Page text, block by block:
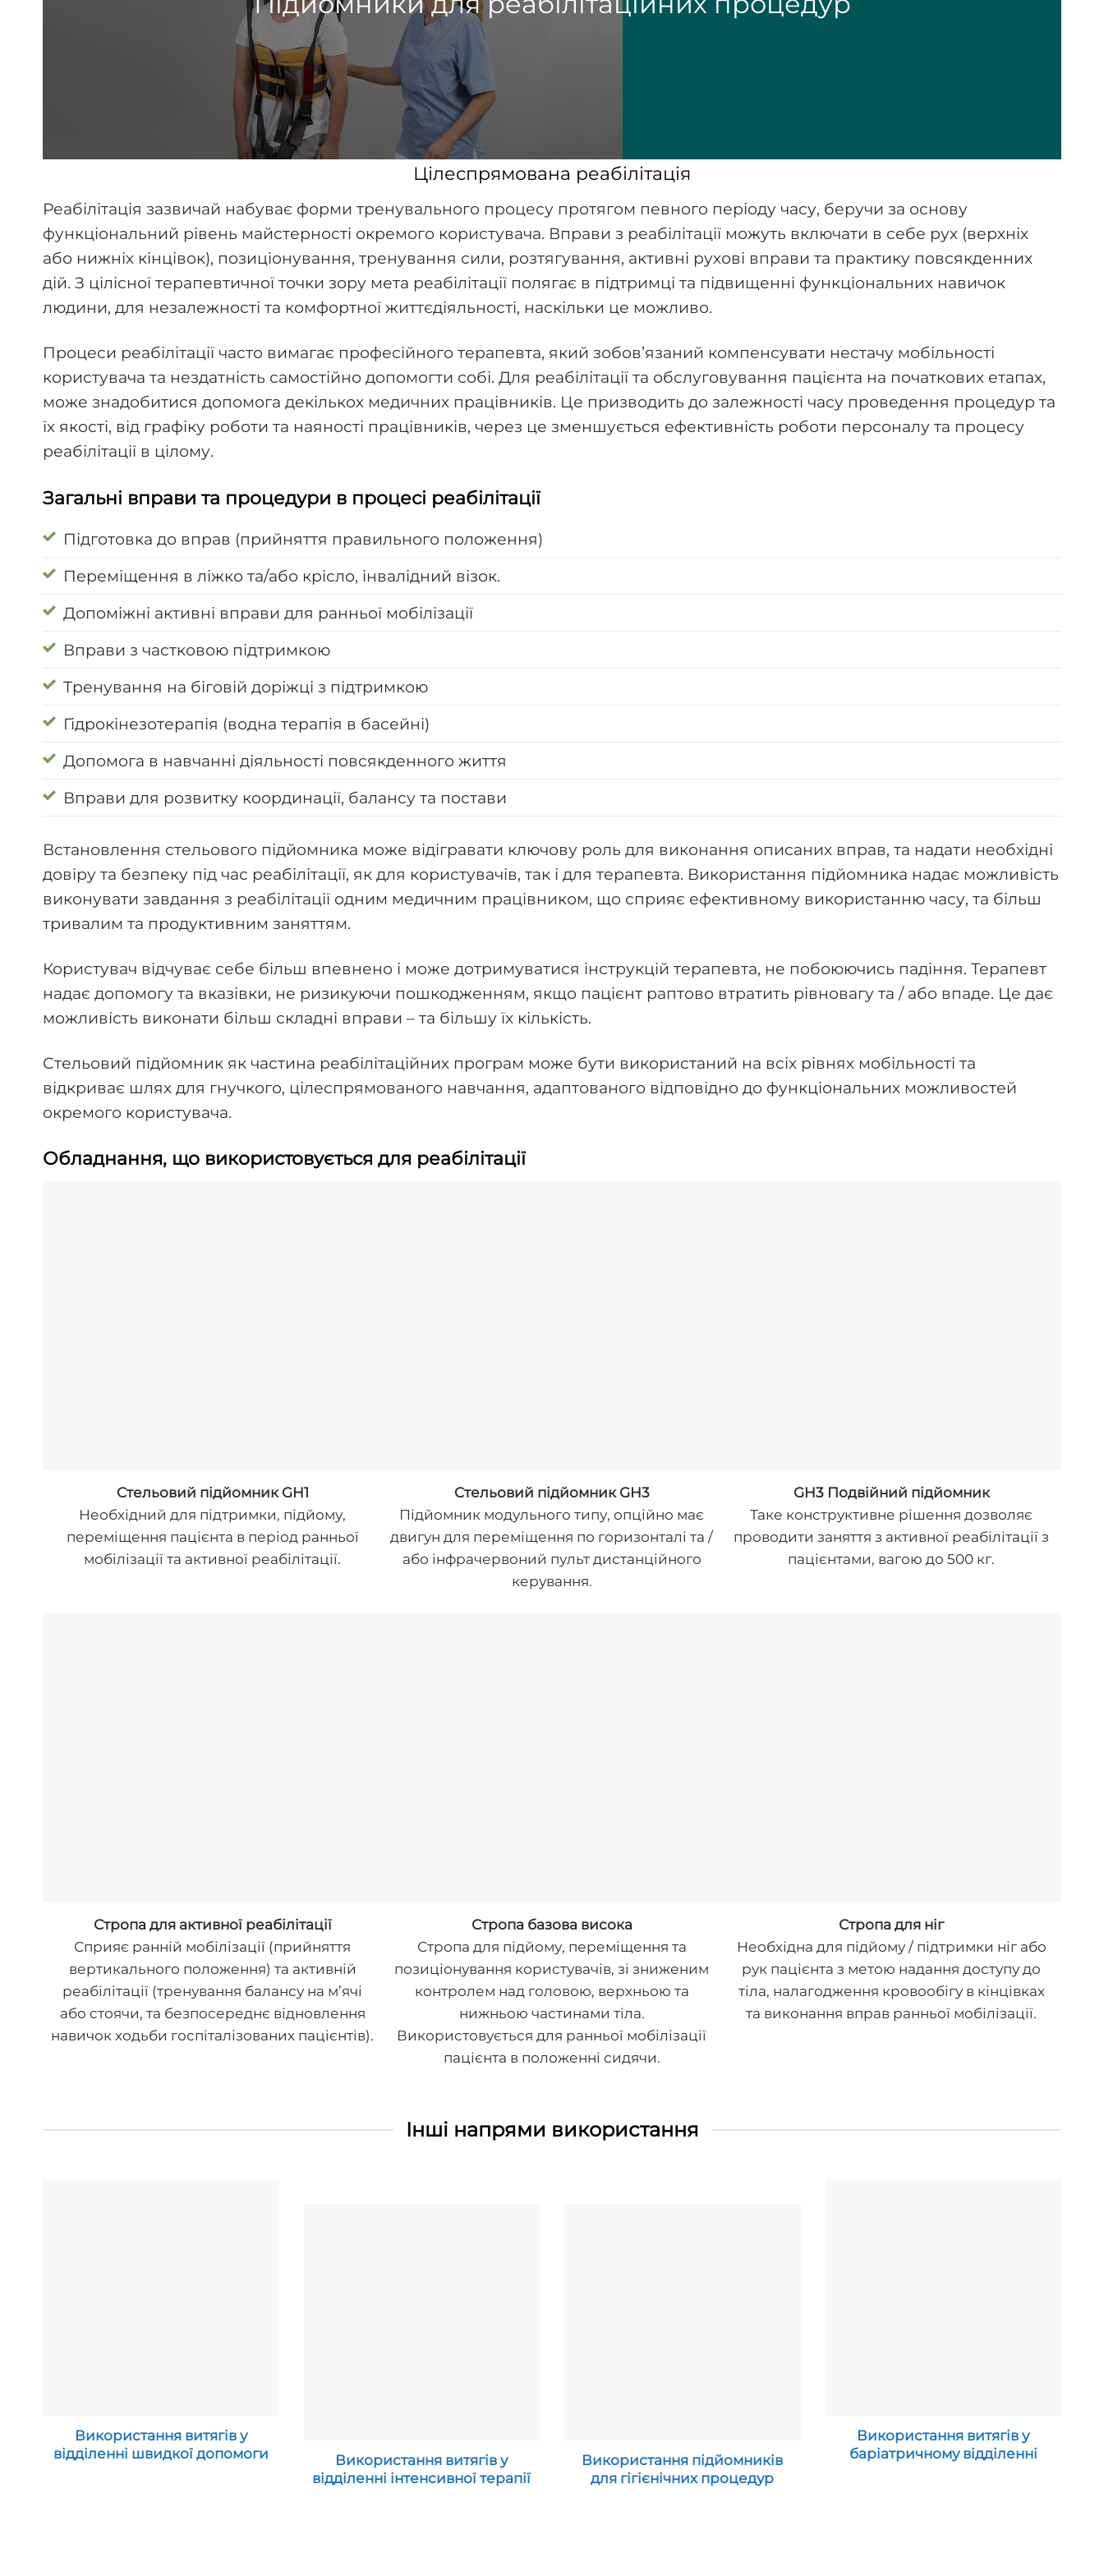
Цілеспрямована реабілітація
Реабілітація зазвичай набуває форми тренувального процесу протягом певного періоду часу, беручи за основу
функціональний рівень майстерності окремого користувача. Вправи з реабілітації можуть включати в себе рух (верхніх
або нижніх кінцівок), позиціонування, тренування сили, розтягування, активні рухові вправи та практику повсякденних
дій. З цілісної терапевтичної точки зору мета реабілітації полягає в підтримці та підвищенні функціональних навичок
людини, для незалежності та комфортної життєдіяльності, наскільки це можливо.
Процеси реабілітації часто вимагає професійного терапевта, який зобов’язаний компенсувати нестачу мобільності
користувача та нездатність самостійно допомогти собі. Для реабілітації та обслуговування пацієнта на початкових етапах,
може знадобитися допомога декількох медичних працівників. Це призводить до залежності часу проведення процедур та
їх якості, від графіку роботи та наяності працівників, через це зменшується ефективність роботи персоналу та процесу
реабілітації в цілому.
Загальні вправи та процедури в процесі реабілітації
Підготовка до вправ (прийняття правильного положення)
Переміщення в ліжко та/або крісло, інвалідний візок.
Допоміжні активні вправи для ранньої мобілізації
Вправи з частковою підтримкою
Тренування на біговій доріжці з підтримкою
Гідрокінезотерапія (водна терапія в басейні)
Допомога в навчанні діяльності повсякденного життя
Вправи для розвитку координації, балансу та постави
Встановлення стельового підйомника може відігравати ключову роль для виконання описаних вправ, та надати необхідні
довіру та безпеку під час реабілітації, як для користувачів, так і для терапевта. Використання підйомника надає можливість
виконувати завдання з реабілітації одним медичним працівником, що сприяє ефективному використанню часу, та більш
тривалим та продуктивним заняттям.
Користувач відчуває себе більш впевнено і може дотримуватися інструкцій терапевта, не побоюючись падіння. Терапевт
надає допомогу та вказівки, не ризикуючи пошкодженням, якщо пацієнт раптово втратить рівновагу та / або впаде. Це дає
можливість виконати більш складні вправи – та більшу їх кількість.
Стельовий підйомник як частина реабілітаційних програм може бути використаний на всіх рівнях мобільності та
відкриває шлях для гнучкого, цілеспрямованого навчання, адаптованого відповідно до функціональних можливостей
окремого користувача.
Обладнання, що використовується для реабілітації
Cтельовий підйомник GH1
Необхідний для підтримки, підйому,
переміщення пацієнта в період ранньої
мобілізації та активної реабілітації.
Cтельовий підйомник GH3
Підйомник модульного типу, опційно має
двигун для переміщення по горизонталі та /
або інфрачервоний пульт дистанційного
керування.
GH3 Подвійний підйомник
Таке конструктивне рішення дозволяє
проводити заняття з активної реабілітації з
пацієнтами, вагою до 500 кг.
Стропа для активної реабілітації
Сприяє ранній мобілізації (прийняття
вертикального положення) та активній
реабілітації (тренування балансу на м’ячі
або стоячи, та безпосереднє відновлення
навичок ходьби госпіталізованих пацієнтів).
Стропа базова висока
Стропа для підйому, переміщення та
позиціонування користувачів, зі зниженим
контролем над головою, верхньою та
нижньою частинами тіла.
Використовується для ранньої мобілізації
пацієнта в положенні сидячи.
Стропа для ніг
Необхідна для підйому / підтримки ніг або
рук пацієнта з метою надання доступу до
тіла, налагодження кровообігу в кінцівках
та виконання вправ ранньої мобілізації.
Інші напрями використання
Використання витягів у
відділенні швидкої допомоги
Використання витягів у
відділенні інтенсивної терапії
Використання підйомників
для гігієнічних процедур
Використання витягів у
баріатричному відділенні